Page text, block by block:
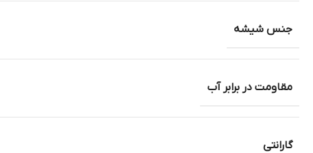
جنس شیشه
مقاومت در برابر آب
گارانتی